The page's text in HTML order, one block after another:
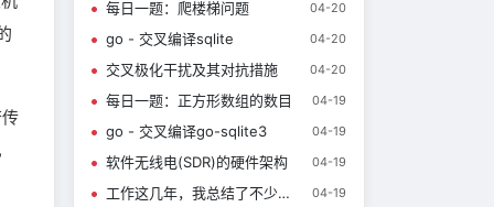
每日一题：爬楼梯问题 04-20
go - 交叉编译sqlite 04-20
交叉极化干扰及其对抗措施 04-20
每日一题：正方形数组的数目 04-19
go - 交叉编译go-sqlite3 04-19
软件无线电(SDR)的硬件架构 04-19
工作这几年，我总结了不少摸鱼技巧！ 04-19